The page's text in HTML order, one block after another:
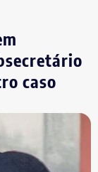
caso